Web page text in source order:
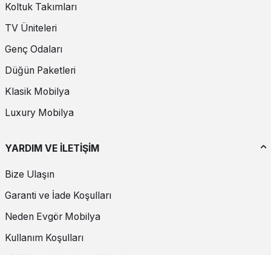
Koltuk Takımları
TV Üniteleri
Genç Odaları
Düğün Paketleri
Klasik Mobilya
Luxury Mobilya
YARDIM VE İLETİŞİM
Bize Ulaşın
Garanti ve İade Koşulları
Neden Evgör Mobilya
Kullanım Koşulları